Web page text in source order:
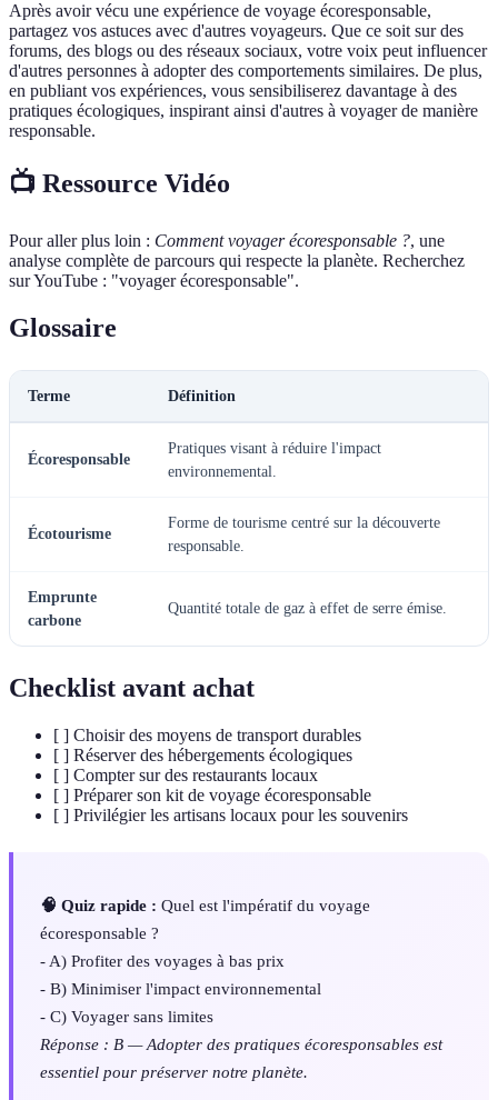
Après avoir vécu une expérience de voyage écoresponsable,
partagez vos astuces avec d'autres voyageurs. Que ce soit sur des
forums, des blogs ou des réseaux sociaux, votre voix peut influencer
d'autres personnes à adopter des comportements similaires. De plus,
en publiant vos expériences, vous sensibiliserez davantage à des
pratiques écologiques, inspirant ainsi d'autres à voyager de manière
responsable.
📺 Ressource Vidéo
Pour aller plus loin : Comment voyager écoresponsable ?, une
analyse complète de parcours qui respecte la planète. Recherchez
sur YouTube : "voyager écoresponsable".
Glossaire
Terme Définition
Écoresponsable
Pratiques visant à réduire l'impact
environnemental.
Écotourisme
Forme de tourisme centré sur la découverte
responsable.
Emprunte
carbone
Quantité totale de gaz à effet de serre émise.
Checklist avant achat
[ ] Choisir des moyens de transport durables
[ ] Réserver des hébergements écologiques
[ ] Compter sur des restaurants locaux
[ ] Préparer son kit de voyage écoresponsable
[ ] Privilégier les artisans locaux pour les souvenirs
🧠 Quiz rapide : Quel est l'impératif du voyage
écoresponsable ?
- A) Profiter des voyages à bas prix
- B) Minimiser l'impact environnemental
- C) Voyager sans limites
Réponse : B — Adopter des pratiques écoresponsables est
essentiel pour préserver notre planète.